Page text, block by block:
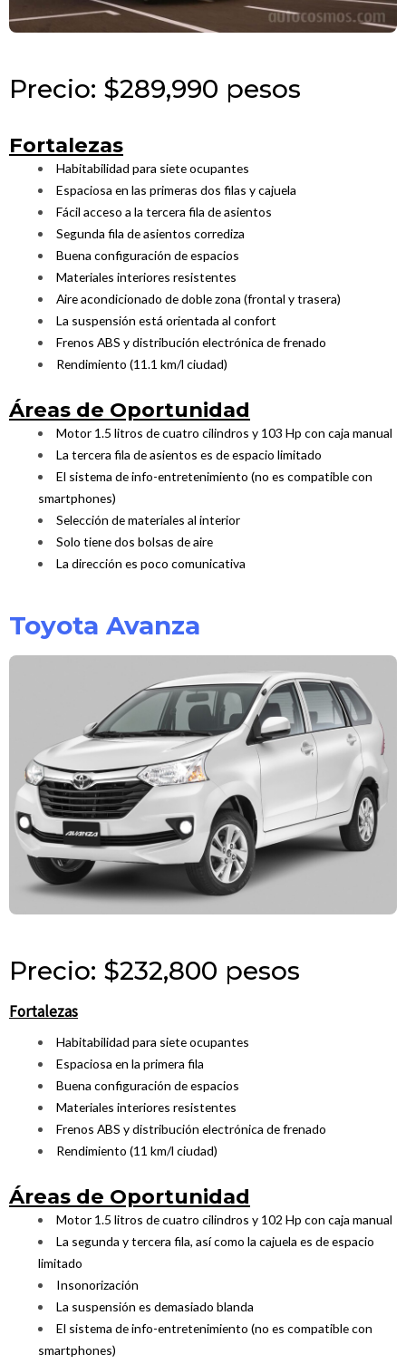
Precio: $289,990 pesos
Fortalezas
Habitabilidad para siete ocupantes
Espaciosa en las primeras dos filas y cajuela
Fácil acceso a la tercera fila de asientos
Segunda fila de asientos corrediza
Buena configuración de espacios
Materiales interiores resistentes
Aire acondicionado de doble zona (frontal y trasera)
La suspensión está orientada al confort
Frenos ABS y distribución electrónica de frenado
Rendimiento (11.1 km/l ciudad)
Áreas de Oportunidad
Motor 1.5 litros de cuatro cilindros y 103 Hp con caja manual
La tercera fila de asientos es de espacio limitado
El sistema de info-entretenimiento (no es compatible con
smartphones)
Selección de materiales al interior
Solo tiene dos bolsas de aire
La dirección es poco comunicativa
Toyota Avanza
Precio: $232,800 pesos
Fortalezas
Habitabilidad para siete ocupantes
Espaciosa en la primera fila
Buena configuración de espacios
Materiales interiores resistentes
Frenos ABS y distribución electrónica de frenado
Rendimiento (11 km/l ciudad)
Áreas de Oportunidad
Motor 1.5 litros de cuatro cilindros y 102 Hp con caja manual
La segunda y tercera fila, así como la cajuela es de espacio
limitado
Insonorización
La suspensión es demasiado blanda
El sistema de info-entretenimiento (no es compatible con
smartphones)